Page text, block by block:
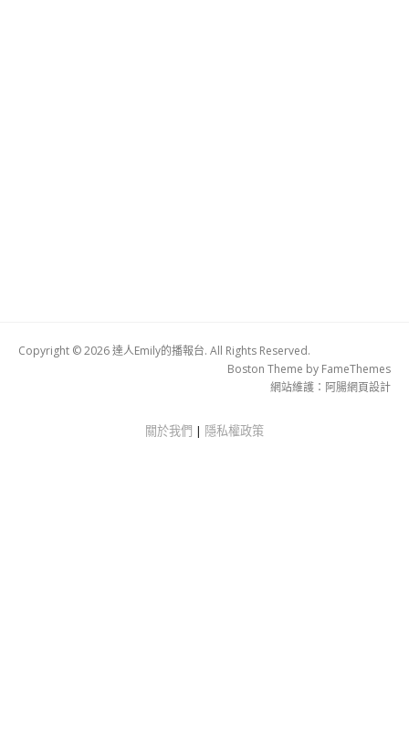
Copyright © 2026 達人Emily的播報台. All Rights Reserved.
Boston Theme by FameThemes
網站維護： 阿腸網頁設計
關於我們 | 隱私權政策